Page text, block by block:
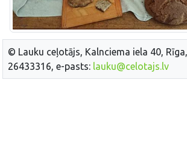
© Lauku ceļotājs, Kalnciema iela 40,
26433316, e-pasts: lauku@celotajs.lv